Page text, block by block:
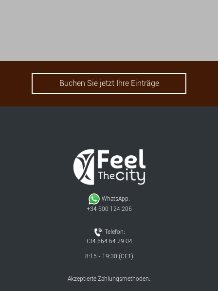
Buchen Sie jetzt Ihre Einträge
WhatsApp:
+34 600 124 206
Telefon:
+34 664 64 29 04
8:15 - 19:30 (CET)
Akzeptierte Zahlungsmethoden: